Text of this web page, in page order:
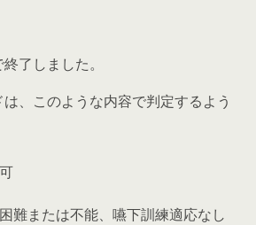
了しました。
、このような内容で判定するよう
難または不能、嚥下訓練適応なし